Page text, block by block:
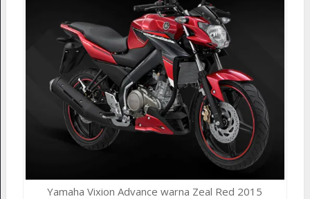
Yamaha Vixion Advance warna Zeal Red 2015